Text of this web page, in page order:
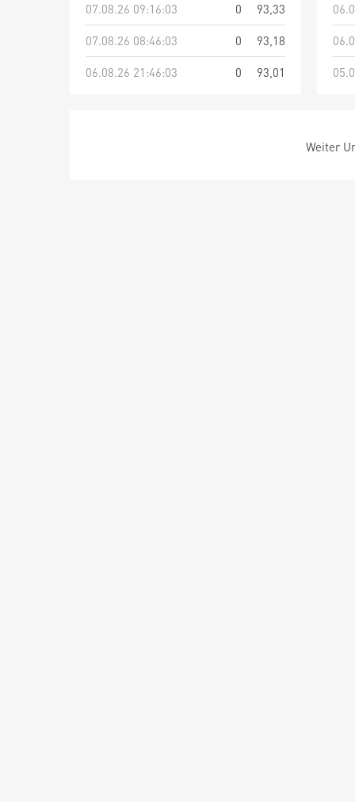
07.08.26 09:16:03
0
93,33
07.08.26 08:46:03
0
93,18
06.08.26 21:46:03
0 93,01
Weiter